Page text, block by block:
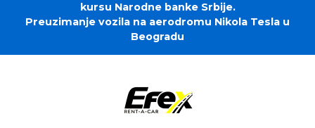
kursu Narodne banke Srbije.
Preuzimanje vozila na aerodromu Nikola Tesla u
Beogradu